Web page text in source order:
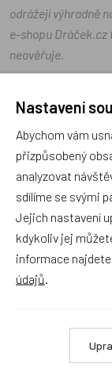
odrážejí výhradně
e-shopu Dráček.cz
neověřuje.
Zatím zde
Recenze
Produkt
Nastavení
Abychom vám
přizpůsobený
analyzovat
sdílíme se svými
Jejich nastavení
kdykoliv jej
informace
údajů